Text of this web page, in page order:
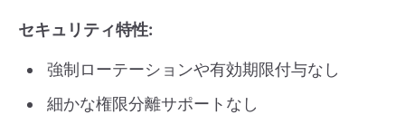
セキュリティ特性:
強制ローテーションや有効期限付与なし
細かな権限分離サポートなし